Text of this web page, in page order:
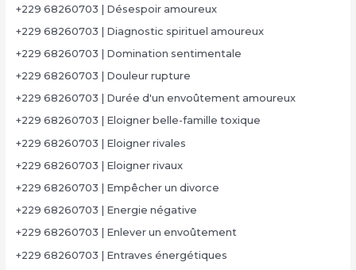
+229 68260703 | Désespoir amoureux
+229 68260703 | Diagnostic spirituel amoureux
+229 68260703 | Domination sentimentale
+229 68260703 | Douleur rupture
+229 68260703 | Durée d'un envoûtement amoureux
+229 68260703 | Eloigner belle-famille toxique
+229 68260703 | Eloigner rivales
+229 68260703 | Eloigner rivaux
+229 68260703 | Empêcher un divorce
+229 68260703 | Energie négative
+229 68260703 | Enlever un envoûtement
+229 68260703 | Entraves énergétiques